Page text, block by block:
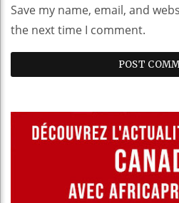
Save my name, email, and
the next time I comment.